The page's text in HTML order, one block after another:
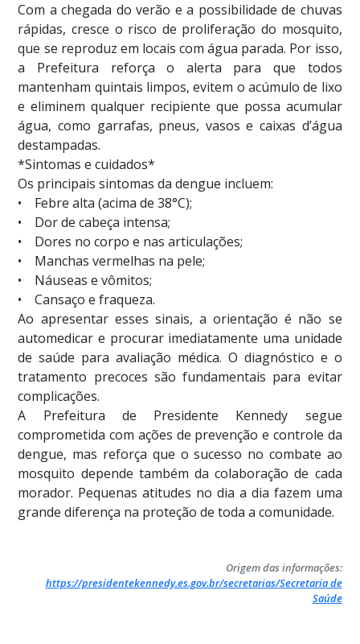
Com a chegada do verão e a possibilidade de chuvas
rápidas, cresce o risco de proliferação do mosquito,
que se reproduz em locais com água parada. Por isso,
a Prefeitura reforça o alerta para que todos
mantenham quintais limpos, evitem o acúmulo de lixo
e eliminem qualquer recipiente que possa acumular
água, como garrafas, pneus, vasos e caixas d’água
destampadas.
*Sintomas e cuidados*
Os principais sintomas da dengue incluem:
• Febre alta (acima de 38°C);
• Dor de cabeça intensa;
• Dores no corpo e nas articulações;
• Manchas vermelhas na pele;
• Náuseas e vômitos;
• Cansaço e fraqueza.
Ao apresentar esses sinais, a orientação é não se
automedicar e procurar imediatamente uma unidade
de saúde para avaliação médica. O diagnóstico e o
tratamento precoces são fundamentais para evitar
complicações.
A Prefeitura de Presidente Kennedy segue
comprometida com ações de prevenção e controle da
dengue, mas reforça que o sucesso no combate ao
mosquito depende também da colaboração de cada
morador. Pequenas atitudes no dia a dia fazem uma
grande diferença na proteção de toda a comunidade.
Origem das informações:
https://presidentekennedy.es.gov.br/secretarias/Secretaria de
Saúde